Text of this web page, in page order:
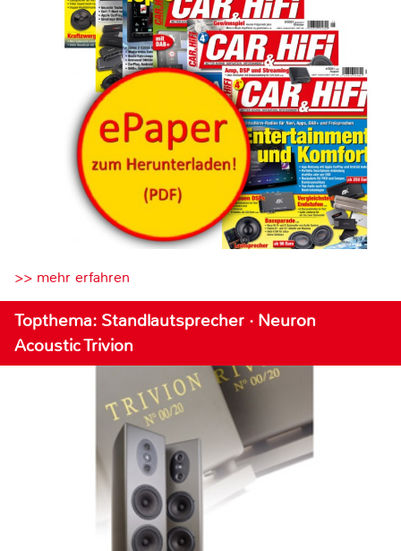
>> mehr erfahren
Topthema: Standlautsprecher · Neuron
Acoustic Trivion